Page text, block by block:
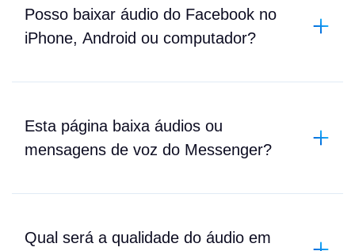
Posso baixar áudio do Facebook no
iPhone, Android ou computador?
Esta página baixa áudios ou
mensagens de voz do Messenger?
Qual será a qualidade do áudio em